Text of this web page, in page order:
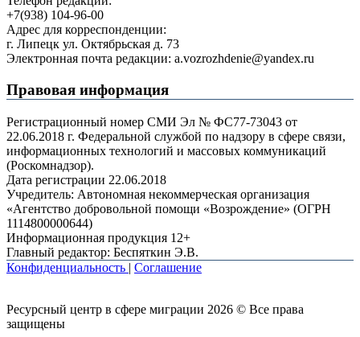
+7(938) 104-96-00
Адрес для корреспонденции:
г. Липецк ул. Октябрьская д. 73
Электронная почта редакции: a.vozrozhdenie@yandex.ru
Правовая информация
Регистрационный номер СМИ Эл № ФС77-73043 от
22.06.2018 г. Федеральной службой по надзору в сфере связи,
информационных технологий и массовых коммуникаций
(Роскомнадзор).
Дата регистрации 22.06.2018
Учредитель: Автономная некоммерческая организация
«Агентство добровольной помощи «Возрождение» (ОГРН
1114800000644)
Информационная продукция 12+
Главный редактор: Беспяткин Э.В.
Конфиденциальность | Соглашение
Ресурсный центр в сфере миграции 2026 © Все права
защищены